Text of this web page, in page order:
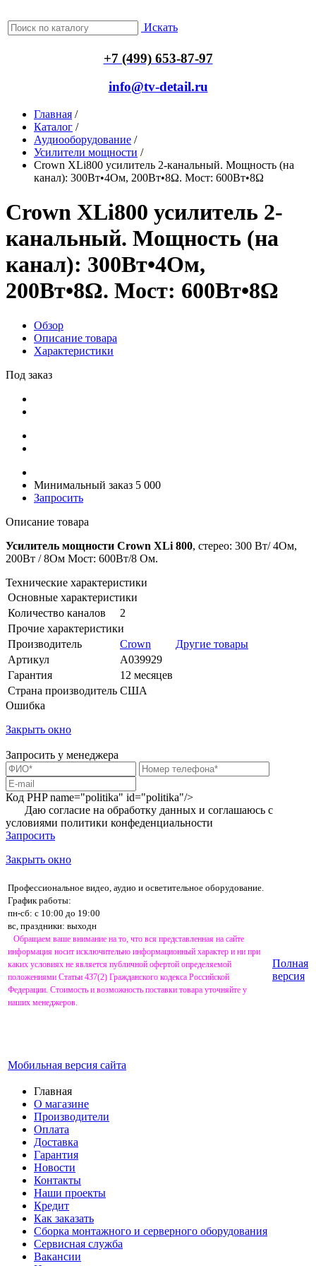
Искать
+7 (499) 653-87-97
info@tv-detail.ru
Главная /
Каталог /
Аудиооборудование /
Усилители мощности /
Crown XLi800 усилитель 2-канальный. Мощность (на
канал): 300Вт•4Ом, 200Вт•8Ω. Мост: 600Вт•8Ω
Crown XLi800 усилитель 2-
канальный. Мощность (на
канал): 300Вт•4Ом,
200Вт•8Ω. Мост: 600Вт•8Ω
Обзор
Описание товара
Характеристики
Под заказ
Минимальный заказ 5 000
Запросить
Описание товара
Усилитель мощности Crown XLi 800, стерео: 300 Вт/ 4Ом,
200Вт / 8Ом Мост: 600Вт/8 Ом.
Технические характеристики
Основные характеристики
Количество каналов
2
Прочие характеристики
Производитель
Crown
Другие товары
Артикул
A039929
Гарантия
12 месяцев
Страна производитель США
Ошибка
Закрыть окно
Запросить у менеджера
Код PHPname="politika" id="politika"/>
Даю согласие на обработку данных и соглашаюсь с
условиями политики конфеденциальности
Запросить
Закрыть окно
Профессиональное видео, аудио и осветительное оборудование.
График работы:
пн-сб: с 10:00 до 19:00
вс, праздники: выходн
Обращаем ваше внимание на то, что вся представленная на сайте
информация носит исключительно информационный характер и ни при
каких условиях не является публичной офертой определяемой
положениями Статьи 437(2) Гражданского кодекса Российской
Федерации. Стоимость и возможность поставки товара уточняйте у
наших менеджеров.
Мобильная версия сайта
Полная
версия
Главная
О магазине
Производители
Оплата
Доставка
Гарантия
Новости
Контакты
Наши проекты
Кредит
Как заказать
Сборка монтажного и серверного оборудования
Сервисная служба
Вакансии